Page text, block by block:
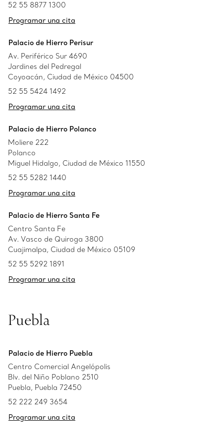
52 55 8877 1300
Programar una cita
Palacio de Hierro Perisur
Av. Periférico Sur 4690
Jardines del Pedregal
Coyoacán, Ciudad de México 04500
52 55 5424 1492
Programar una cita
Palacio de Hierro Polanco
Moliere 222
Polanco
Miguel Hidalgo, Ciudad de México 11550
52 55 5282 1440
Programar una cita
Palacio de Hierro Santa Fe
Centro Santa Fe
Av. Vasco de Quiroga 3800
Cuajimalpa, Ciudad de México 05109
52 55 5292 1891
Programar una cita
Puebla
Palacio de Hierro Puebla
Centro Comercial Angelópolis
Blv. del Niño Poblano 2510
Puebla, Puebla 72450
52 222 249 3654
Programar una cita